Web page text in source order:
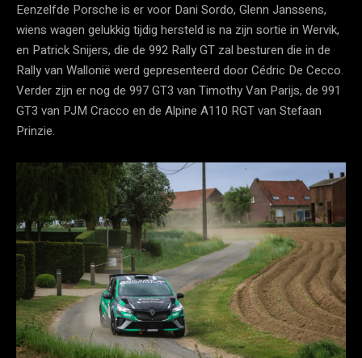
Eenzelfde Porsche is er voor Dani Sordo, Glenn Janssens,
wiens wagen gelukkig tijdig hersteld is na zijn sortie in Wervik,
en Patrick Snijers, die de 992 Rally GT zal besturen die in de
Rally van Wallonië werd gepresenteerd door Cédric De Cecco.
Verder zijn er nog de 997 GT3 van Timothy Van Parijs, de 991
GT3 van PJM Cracco en de Alpine A110 RGT van Stefaan
Prinzie.